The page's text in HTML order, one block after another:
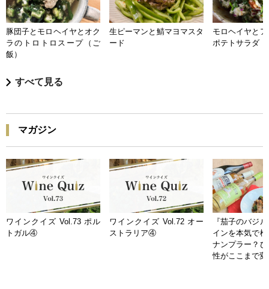
豚団子とモロヘイヤとオク
ラのトロトロスープ（ご
飯）
生ピーマンと鯖マヨマスタ
ード
モロヘイヤと
ポテトサラダ
すべて見る
マガジン
ワインクイズ Vol.73 ポル
トガル④
ワインクイズ Vol.72 オー
ストラリア④
『茄子のバジ
インを本気で
ナンプラー？
性がここまで